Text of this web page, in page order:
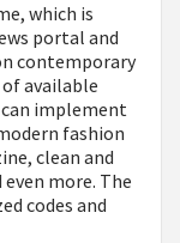
which is
portal and
contemporary
available
implement
fashion
clean and
more. The
codes and